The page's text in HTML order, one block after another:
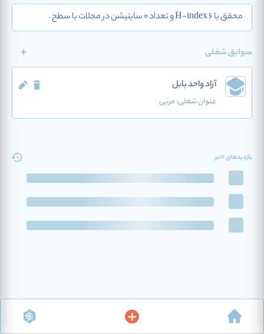
محقق با H-index 6 و تعداد 0 سایتیشن در مجلات با سطح .
سوابق شغلی
آزاد واحد بابل
عنوان شغلی:مربی
بازدیدهای اخیر